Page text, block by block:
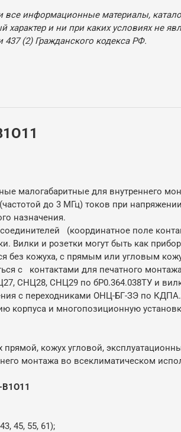
информационные материалы,
и ни при каких условиях не
(2) Гражданского кодекса РФ.
малогабаритные для внутреннего
до 3 МГц) токов при
назначения.
(координатное поле
Вилки и розетки могут быть как
без кожуха, с прямым или угловым
с контактами для печатного
СНЦ28, СНЦ29 по бР0.364.038ТУ и
с переходниками ОНЦ-БГ-ЗЭ по
и многопозиционную
кожух угловой,
монтажа во всеклиматическом
В1О11
45, 55, 61);